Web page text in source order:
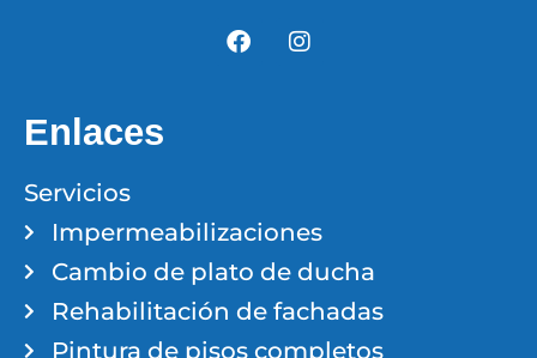
Enlaces
Servicios
Impermeabilizaciones
Cambio de plato de ducha
Rehabilitación de fachadas
Pintura de pisos completos